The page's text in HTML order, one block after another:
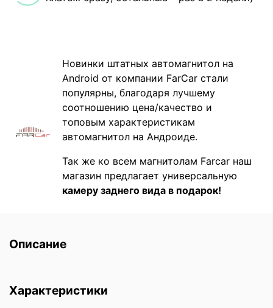
Новинки штатных автомагнитол на
Android от компании FarCar стали
популярны, благодаря лучшему
соотношению цена/качество и
топовым характеристикам
автомагнитол на Андроиде.
Так же ко всем магнитолам Farcar наш
магазин предлагает универсальную
камеру заднего вида в подарок!
Описание
Характеристики